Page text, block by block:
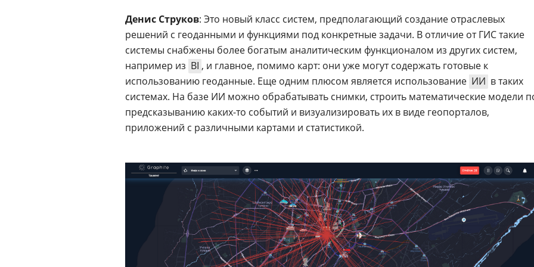
Денис Струков: Это новый класс систем, предполагающий создание отраслевых
решений с геоданными и функциями под конкретные задачи. В отличие от ГИС такие
системы снабжены более богатым аналитическим функционалом из других систем,
например из BI , и главное, помимо карт: они уже могут содержать готовые к
использованию геоданные. Еще одним плюсом является использование ИИ в таких
системах. На базе ИИ можно обрабатывать снимки, строить математические модели
предсказыванию каких-то событий и визуализировать их в виде геопорталов,
приложений с различными картами и статистикой.